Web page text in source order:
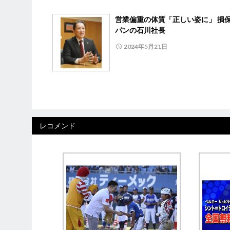
営業偏重の体質「正しい姿に」 損
パンの石川社長
2024年5月21日
レコメンド